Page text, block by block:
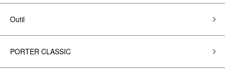
Outil
PORTER CLASSIC